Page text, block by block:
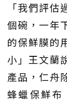
「我們評
個碗，一年
的保鮮膜的
小」王文蘭
產品，仁舟
蜂蠟保鮮布